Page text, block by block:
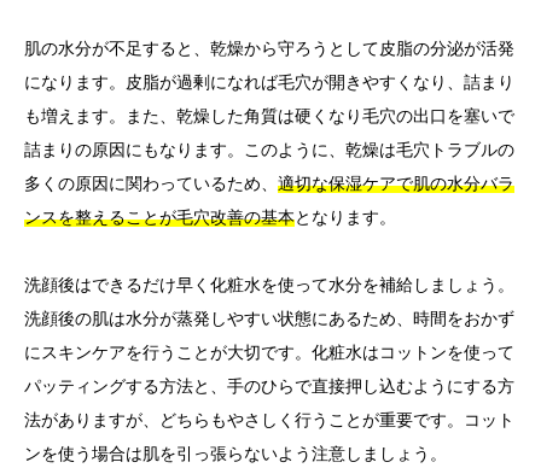
肌の水分が不足すると、乾燥から守ろうとして皮脂の分泌が活発
になります。皮脂が過剰になれば毛穴が開きやすくなり、詰まり
も増えます。また、乾燥した角質は硬くなり毛穴の出口を塞いで
詰まりの原因にもなります。このように、乾燥は毛穴トラブルの
多くの原因に関わっているため、 適切な保湿ケアで肌の水分バラ
ンスを整えることが毛穴改善の基本となります。
洗顔後はできるだけ早く化粧水を使って水分を補給しましょう。
洗顔後の肌は水分が蒸発しやすい状態にあるため、時間をおかず
にスキンケアを行うことが大切です。化粧水はコットンを使って
パッティングする方法と、手のひらで直接押し込むようにする方
法がありますが、どちらもやさしく行うことが重要です。コット
ンを使う場合は肌を引っ張らないよう注意しましょう。